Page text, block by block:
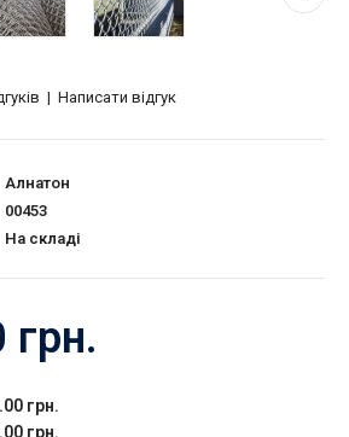
| Написати відгук
Алнатон
00453
На складі
грн.
грн.
грн.